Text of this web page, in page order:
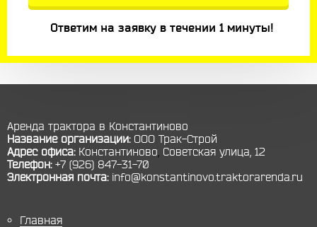
Ответим на заявку в течении 1 минуты!
Аренда трактора в Константиново
Название организации: ООО Трак-Строй
Адрес офиса: Константиново Советская улица, 12
Телефон: +7 (926) 847-31-70
Электронная почта: info@konstantinovo.traktorarenda.ru
Главная